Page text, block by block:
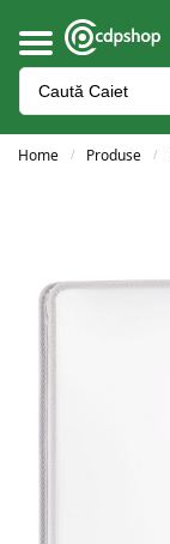
Home / Produse /